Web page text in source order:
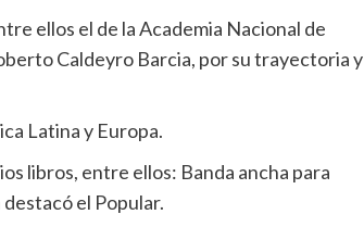
ellos el de la Academia Nacional de
Caldeyro Barcia, por su trayectoria y
Latina y Europa.
libros, entre ellos: Banda ancha para
el Popular.